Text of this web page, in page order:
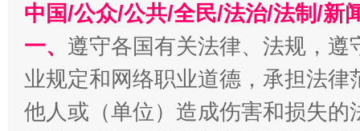
中国/公众/公共/全民/法治/法制/新
一、 遵守各国有关法律、法规，
业规定和网络职业道德，承担法
他人或（单位）造成伤害和损失